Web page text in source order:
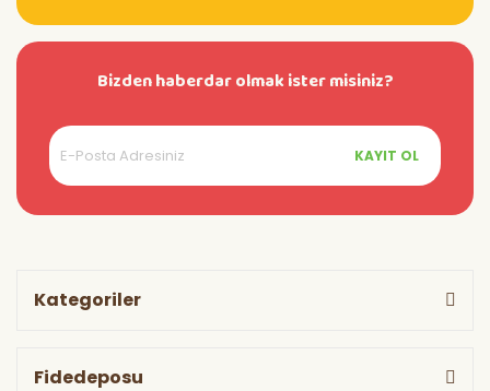
Bizden haberdar olmak ister misiniz?
KAYIT OL
Kategoriler
Fidedeposu